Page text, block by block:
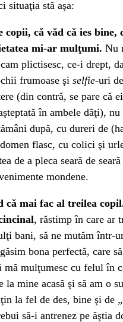
situaţia stă aşa:
copii, că văd că ies bine,
mi-ar mulţumi. Nu
plictisesc, ce-i drept,
frumoase şi selfie-uri
(din contră, se pare că
în ambele dăţi),
după, cu dureri de
flasc, cu colici şi
de a pleca seară de
mondene.
că mai fac al treilea
, răstimp în care ar
bani, să ne mutăm într-
bona perfectă, care
mă mulţumesc cu felul în
la mine acasă şi să am o
la fel de des, bine şi de
să-i antrenez pe ăştia